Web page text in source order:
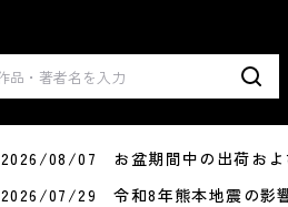
2026/08/07 お盆期間中の出荷およ
2026/07/29 令和8年熊本地震の影